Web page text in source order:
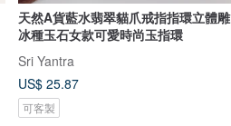
天然A貨藍水翡翠貓爪戒指指環立體雕
冰種玉石女款可愛時尚玉指環
Sri Yantra
US$ 25.87
可客製